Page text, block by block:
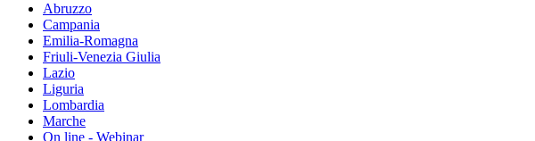
Abruzzo
Campania
Emilia-Romagna
Friuli-Venezia Giulia
Lazio
Liguria
Lombardia
Marche
On line - Webinar